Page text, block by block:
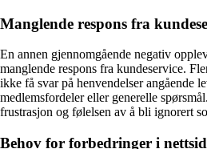
Manglende respons fra
En annen gjennomgående negativ
manglende respons fra kundeservice.
ikke få svar på henvendelser angående
medlemsfordeler eller generelle
frustrasjon og følelsen av å bli ignorert
Behov for forbedringer i